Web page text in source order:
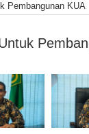
Pembangunan KUA